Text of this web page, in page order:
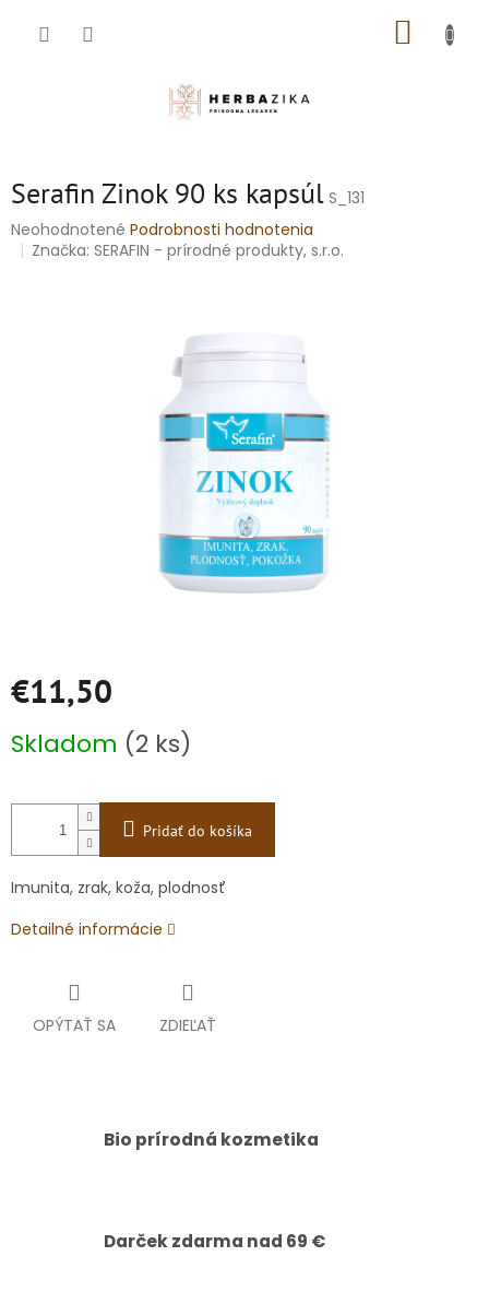
Serafin Zinok 90 ks kapsúl S_131
Priemerné
hodnotenie
Neohodnotené Podrobnosti hodnotenia
Značka:SERAFIN - prírodné produkty, s.r.o.
€11,50
cena:
Skladom (2 ks)
Pridať do košíka
Imunita, zrak, koža, plodnosť
Detailné informácie
OPÝTAŤ SA ZDIEĽAŤ
Bio prírodná kozmetika
Darček zdarma nad 69 €